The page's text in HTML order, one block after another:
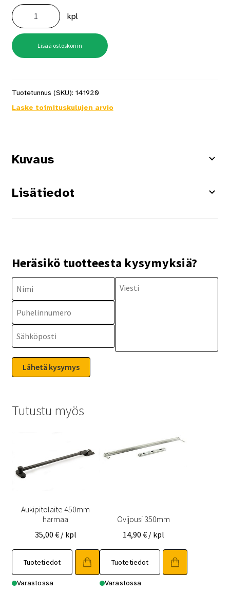
Ovenkiinnitin
12x90mm
sinkitty
määrä
kpl
Lisää ostoskoriin
Tuotetunnus (SKU): 141920
Laske toimituskulujen arvio
Kuvaus
Lisätiedot
Heräsikö tuotteesta kysymyksiä?
Tutustu myös
Aukipitolaite 450mm
harmaa
35,00 € / kpl
Tuotetiedot
Varastossa
Ovijousi 350mm
14,90€ / kpl
Tuotetiedot
Varastossa